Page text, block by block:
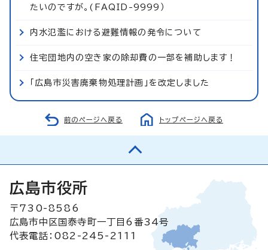
たいのですが。(FAQID-9999）
内水氾濫における避難情報の発令について
住宅団地内の空き家の除却費の一部を補助します！
「広島市災害廃棄物処理計画」を改定しました
前のページへ戻る トップページへ戻る
広島市役所
〒730-8586
広島市中区国泰寺町一丁目6番34号
代表電話：082-245-2111